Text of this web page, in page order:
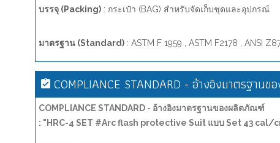
บรรจุ (Packing) : กระเป๋า (BAG) สำหรับจัดเก็บชุดและอุปกรณ์
มาตรฐาน (Standard) : ASTM F 1959 , ASTM F2178 , ANSI
COMPLIANCE STANDARD - อ้างอิงมาตรฐาน
COMPLIANCE STANDARD - อ้างอิงมาตรฐานของผลิตภัณฑ์
: "HRC-4 SET #Arc flash protective Suit แบบ Set 43